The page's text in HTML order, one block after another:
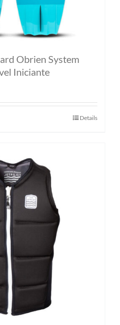
Obrien System
Iniciante
Details